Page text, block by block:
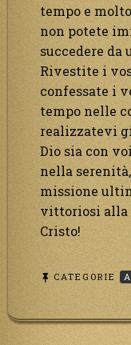
tempo e
non potete
succedere da
Rivestite i
confessate i
tempo nelle
realizzatevi
Dio sia con
nella
missione
vittoriosi alla
Cristo!
CATEGORIE